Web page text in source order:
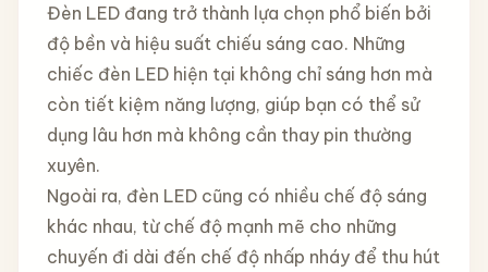
Đèn LED đang trở thành lựa chọn phổ biến bởi
độ bền và hiệu suất chiếu sáng cao. Những
chiếc đèn LED hiện tại không chỉ sáng hơn mà
còn tiết kiệm năng lượng, giúp bạn có thể sử
dụng lâu hơn mà không cần thay pin thường
xuyên.
Ngoài ra, đèn LED cũng có nhiều chế độ sáng
khác nhau, từ chế độ mạnh mẽ cho những
chuyến đi dài đến chế độ nhấp nháy để thu hút